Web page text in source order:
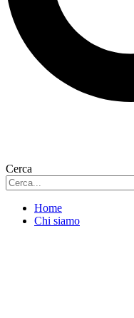
Cerca
Home
Chi siamo